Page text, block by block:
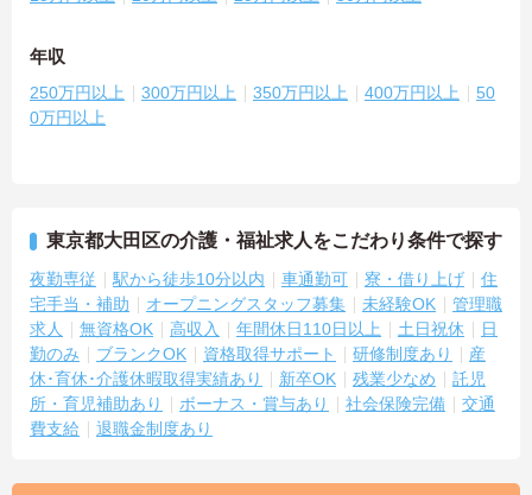
年収
250万円以上 300万円以上 350万円以上 400万円以上
50
0万円以上
東京都大田区の介護・福祉求人をこだわり条件で探す
夜勤専従 駅から徒歩10分以内 車通勤可 寮・借り上げ
住
宅手当・補助
オープニングスタッフ募集 未経験OK
管理職
求人
無資格OK 高収入 年間休日110日以上 土日祝休
日
勤のみ
ブランクOK 資格取得サポート 研修制度あり
産
休･育休･介護休暇取得実績あり
新卒OK 残業少なめ
託児
所・育児補助あり
ボーナス・賞与あり 社会保険完備
交通
費支給
退職金制度あり